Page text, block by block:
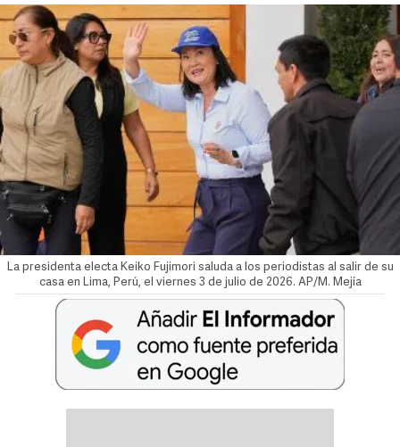
La presidenta electa Keiko Fujimori saluda a los periodistas al salir de su
casa en Lima, Perú, el viernes 3 de julio de 2026. AP/M. Mejía